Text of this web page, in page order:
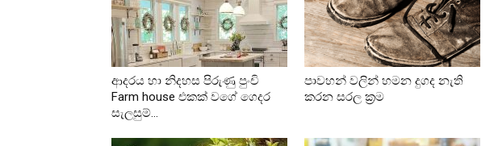
ආදරය හා නිදහස පිරුණු පුංචි
Farm house එකක් වගේ ගෙදර
සැලසුම්...
පාවහන් වලින් හමන දුගද නැති
කරන සරල ක්‍රම